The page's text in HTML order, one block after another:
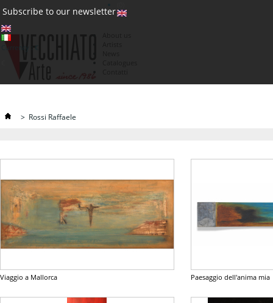
Subscribe to our newsletter
> Rossi Raffaele
Viaggio a Mallorca Paesaggio dell'anima mia